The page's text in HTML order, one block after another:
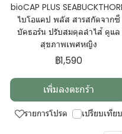
bioCAP PLUS
ไบโอแคป พลัส สารสกัดจากซี
บัคธอร์น ปรับสมดุลลำไส้ ดูแล
สุขภาพเพศหญิง
฿1,590
เพิ่มลงตะกร้า
รายการโปรด เปรียบเทียบ